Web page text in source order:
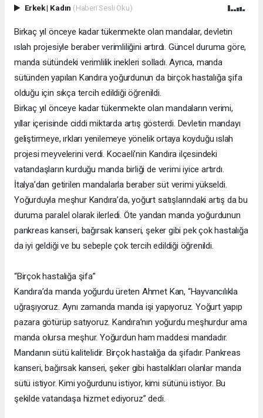
Erkek| Kadın (Haberi Sesli Oku)
Birkaç yıl önceye kadar tükenmekte olan mandalar, devletin
ıslah projesiyle beraber verimliliğini artırdı. Güncel duruma göre,
manda sütündeki verimlilik inekleri solladı. Ayrıca, manda
sütünden yapılan Kandıra yoğurdunun da birçok hastalığa şifa
olduğu için sıkça tercih edildiği öğrenildi.
Birkaç yıl önceye kadar tükenmekte olan mandaların verimi,
yıllar içerisinde ciddi miktarda artış gösterdi. Devletin mandayı
geliştirmeye, ırkları yenilemeye yönelik ortaya koyduğu ıslah
projesi meyvelerini verdi. Kocaeli’nin Kandıra ilçesindeki
vatandaşların kurduğu manda birliği de verimi iyice artırdı.
İtalya’dan getirilen mandalarla beraber süt verimi yükseldi.
Yoğurduyla meşhur Kandıra’da, yoğurt satışlarındaki artış da bu
duruma paralel olarak ilerledi. Öte yandan manda yoğurdunun
pankreas kanseri, bağırsak kanseri, şeker gibi pek çok hastalığa
da iyi geldiği ve bu sebeple çok tercih edildiği öğrenildi.
“Birçok hastalığa şifa”
Kandıra’da manda yoğurdu üreten Ahmet Kan, “Hayvancılıkla
uğraşıyoruz. Aynı zamanda manda işi yapıyoruz. Yoğurt yapıp
pazara götürüp satıyoruz. Kandıra’nın yoğurdu meşhurdur ama
manda olursa meşhur. Yoğurdun ham maddesi mandadır.
Mandanın sütü kalitelidir. Birçok hastalığa da şifadır. Pankreas
kanseri, bağırsak kanseri, şeker gibi hastalıkları olanlar manda
sütü istiyor. Kimi yoğurdunu istiyor, kimi sütünü istiyor. Bu
şekilde vatandaşa hizmet ediyoruz” dedi.